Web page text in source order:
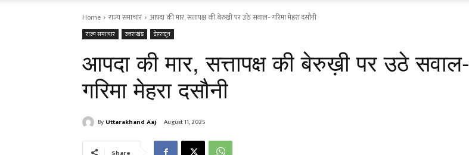
Home राज्य समाचार आपदा की मार, सत्तापक्ष की बेरुख़ी पर उठे सवाल- गरिमा मेहरा दसौनी
राज्य समाचार उत्तराखंड देहरादून
आपदा की मार, सत्तापक्ष की बेरुख़ी पर उठे सवाल-
गरिमा मेहरा दसौनी
By Uttarakhand Aaj August 11, 2025